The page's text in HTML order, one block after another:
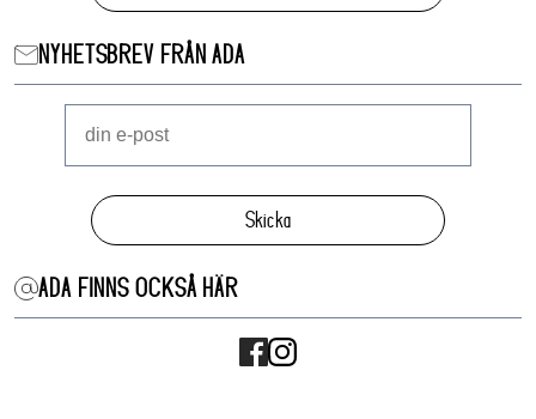
NYHETSBREV FRÅN ADA
Skicka
ADA FINNS OCKSÅ HÄR